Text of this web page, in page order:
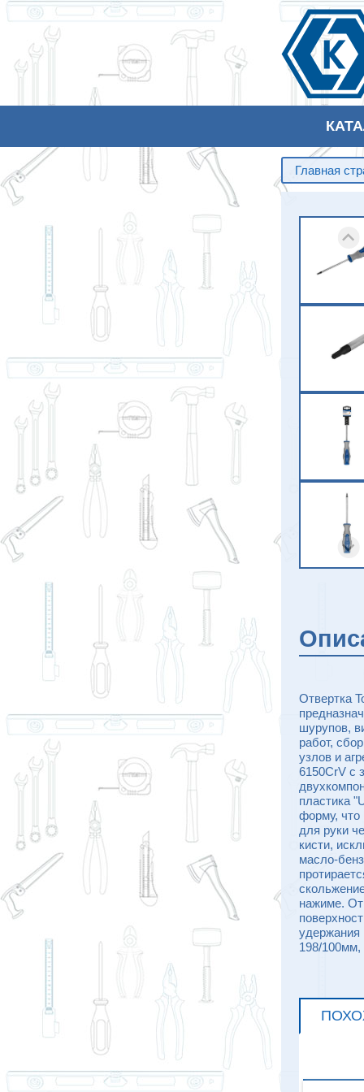
Главная
Отвертка
шурупов,
работ,
узлов и
6150CrV с
пластика
форму, что
для руки
кисти,
масло-
нажиме.
удержания
198/100мм,